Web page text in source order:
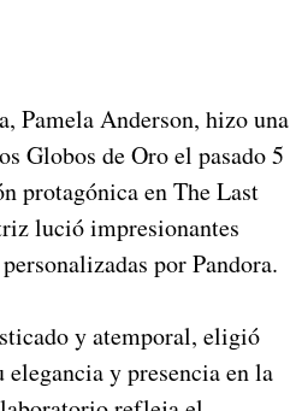
Pamela Anderson, hizo una
Globos de Oro el pasado 5
protagónica en The Last
lució impresionantes
por Pandora.
y atemporal, eligió
elegancia y presencia en la